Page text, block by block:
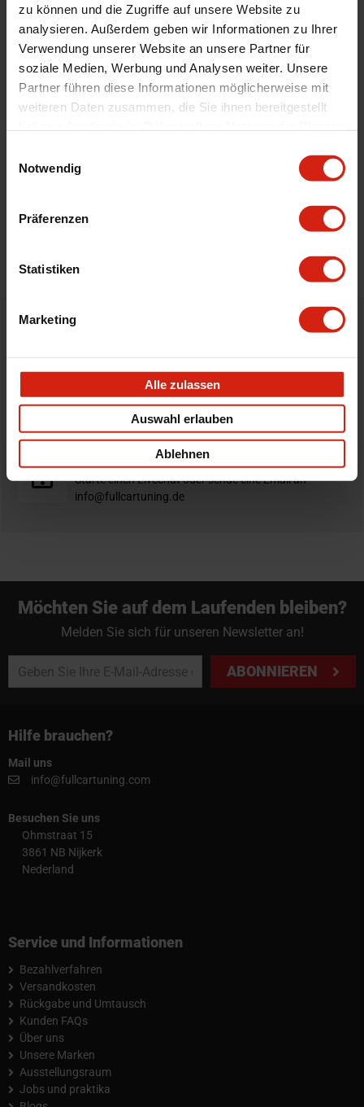
zu können und die Zugriffe auf unsere Website zu
analysieren. Außerdem geben wir Informationen zu Ihrer
Verwendung unserer Website an unsere Partner für
soziale Medien, Werbung und Analysen weiter. Unsere
Partner führen diese Informationen möglicherweise mit
weiteren Daten zusammen, die Sie ihnen bereitgestellt
Notwendig
Präferenzen
Statistiken
Marketing
Alle zulassen
Auswahl erlauben
Ablehnen
Automodell Name
Xsara
Material
Velour
Universal
Nein
Geeignet Für
Details
Bewertungen
Nicht zufrieden?
Du hast immer eine 14-tägige Rückgabefrist um deine
Bestellung zurück zu geben.
Professioneller Rat nötig?
Starte einen Livechat oder sende eine Email an
info@fullcartuning.de
Möchten Sie auf dem Laufenden bleiben?
Melden Sie sich für unseren Newsletter an!
ABONNIEREN
Hilfe brauchen?
Mail uns
info@fullcartuning.com
Besuchen Sie uns
Ohmstraat 15
3861 NB Nijkerk
Nederland
Service und Informationen
Bezahlverfahren
Versandkosten
Rückgabe und Umtausch
Kunden FAQs
Über uns
Unsere Marken
Ausstellungsraum
Jobs und praktika